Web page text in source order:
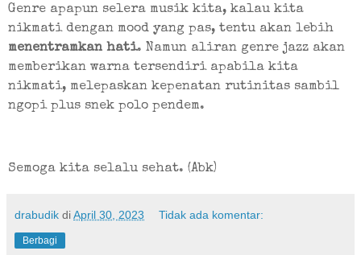
Genre apapun selera musik kita, kalau kita
menentramkan hati. Namun aliran genre jazz akan
memberikan warna tersendiri apabila kita
nikmati, melepaskan kepenatan rutinitas sambil
ngopi plus snek polo pendem.
Semoga kita selalu sehat. (Abk)
drabudik diApril 30, 2023 Tidak ada komentar:
Berbagi